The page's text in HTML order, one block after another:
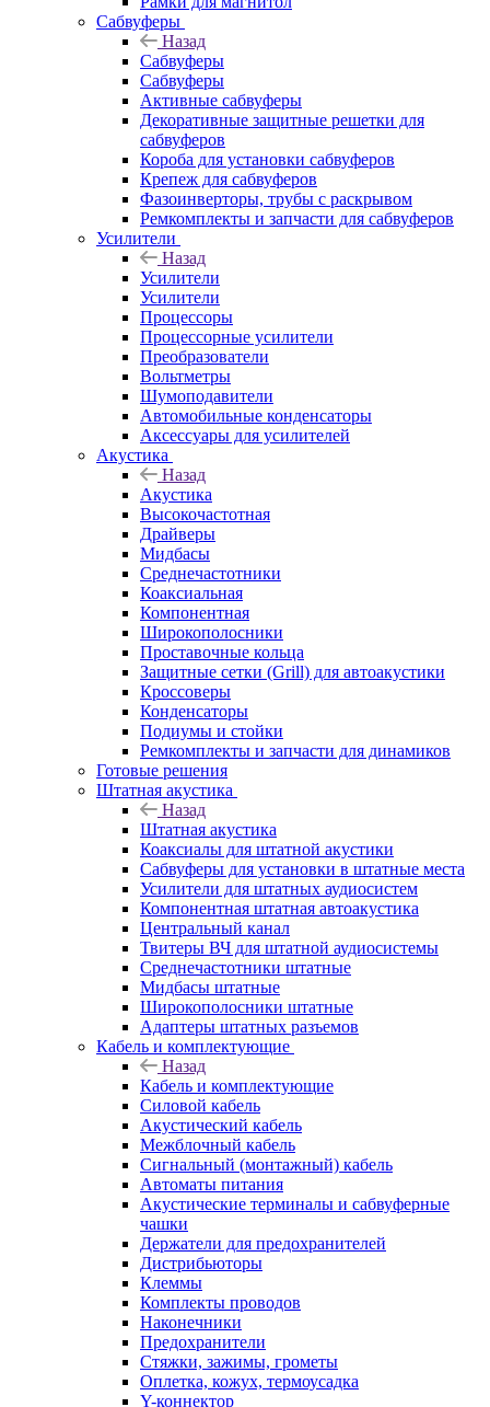
Сабвуферы
Назад
Сабвуферы
Сабвуферы
Активные сабвуферы
Декоративные защитные решетки для
сабвуферов
Короба для установки сабвуферов
Крепеж для сабвуферов
Фазоинверторы, трубы с раскрывом
Ремкомплекты и запчасти для сабвуферов
Усилители
Назад
Усилители
Усилители
Процессоры
Процессорные усилители
Преобразователи
Вольтметры
Шумоподавители
Автомобильные конденсаторы
Аксессуары для усилителей
Акустика
Назад
Акустика
Высокочастотная
Драйверы
Мидбасы
Среднечастотники
Коаксиальная
Компонентная
Широкополосники
Проставочные кольца
Защитные сетки (Grill) для автоакустики
Кроссоверы
Конденсаторы
Подиумы и стойки
Ремкомплекты и запчасти для динамиков
Готовые решения
Штатная акустика
Назад
Штатная акустика
Коаксиалы для штатной акустики
Сабвуферы для установки в штатные места
Усилители для штатных аудиосистем
Компонентная штатная автоакустика
Центральный канал
Твитеры ВЧ для штатной аудиосистемы
Среднечастотники штатные
Мидбасы штатные
Широкополосники штатные
Адаптеры штатных разъемов
Кабель и комплектующие
Назад
Кабель и комплектующие
Силовой кабель
Акустический кабель
Межблочный кабель
Сигнальный (монтажный) кабель
Автоматы питания
Акустические терминалы и сабвуферные
чашки
Держатели для предохранителей
Дистрибьюторы
Клеммы
Комплекты проводов
Наконечники
Предохранители
Стяжки, зажимы, грометы
Оплетка, кожух, термоусадка
Y-коннектор